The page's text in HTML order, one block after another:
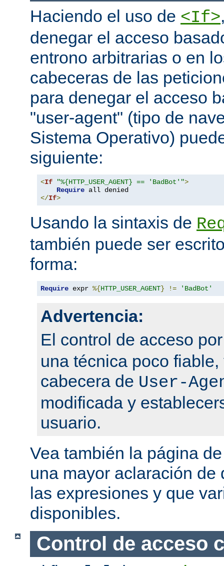
Haciendo el uso de <If>
denegar el acceso
entrono arbitrarias o en
cabeceras de las
para denegar el acceso
"user-agent" (tipo de
Sistema Operativo)
siguiente:
<If "%{HTTP_USER_AGENT} == 'BadBot'">
Require
</If>
Usando la sintaxis de
también puede ser
forma:
Require expr %{HTTP_USER_AGENT} != 'BadBot'
Advertencia:
El control de acceso
una técnica poco
cabecera de User-
modificada y
usuario.
Vea también la página
una mayor aclaración de
las expresiones y que
disponibles.
Control de acceso